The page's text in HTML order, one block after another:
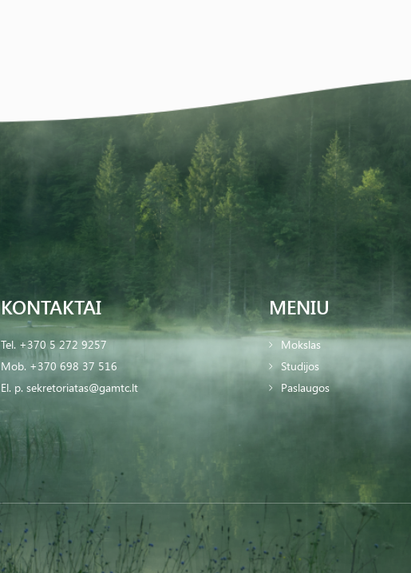
KONTAKTAI
Tel. +370 5 272 9257
Mob. +370 698 37 516
El. p. sekretoriatas@gamtc.lt
MENIU
Mokslas
Studijos
Paslaugos